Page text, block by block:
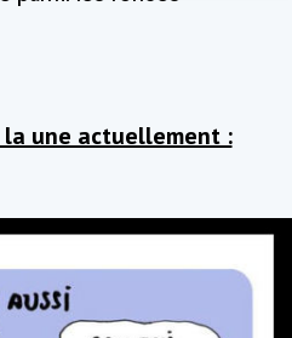
une actuellement :